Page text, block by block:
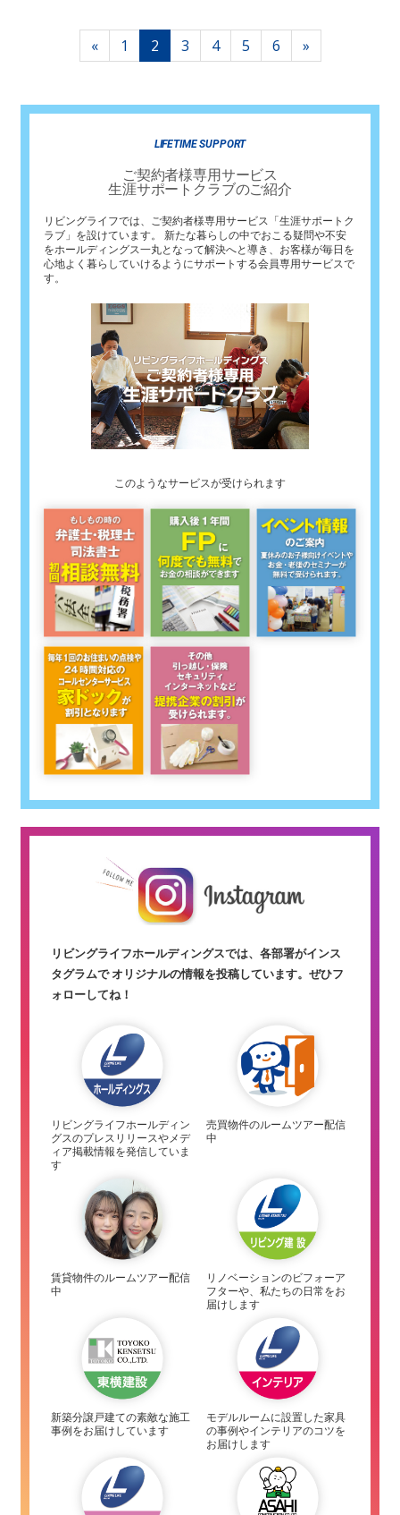
« 1 2 3 4 5 6 »
LIFETIME SUPPORT
ご契約者様専用サービス
生涯サポートクラブのご紹介
リビングライフでは、ご契約者様専用サービス「生涯サポートク
ラブ」を設けています。 新たな暮らしの中でおこる疑問や不安
をホールディングス一丸となって解決へと導き、お客様が毎日を
心地よく暮らしていけるようにサポートする会員専用サービスで
す。
このようなサービスが受けられます
リビングライフホールディングスでは、各部署がインス
タグラムで オリジナルの情報を投稿しています。ぜひフ
ォローしてね！
リビングライフホールディン
グスのプレスリリースやメデ
ィア掲載情報を発信していま
す
売買物件のルームツアー配信
中
賃貸物件のルームツアー配信
中
リノベーションのビフォーア
フターや、私たちの日常をお
届けします
新築分譲戸建ての素敵な施工
事例をお届けしています
モデルルームに設置した家具
の事例やインテリアのコツを
お届けします